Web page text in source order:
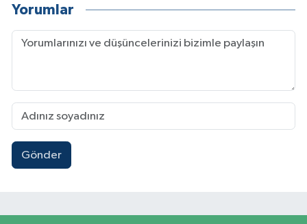
Yorumlar
Gönder